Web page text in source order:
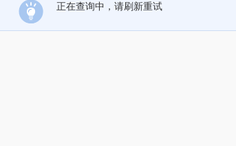
正在查询中，请刷新重试